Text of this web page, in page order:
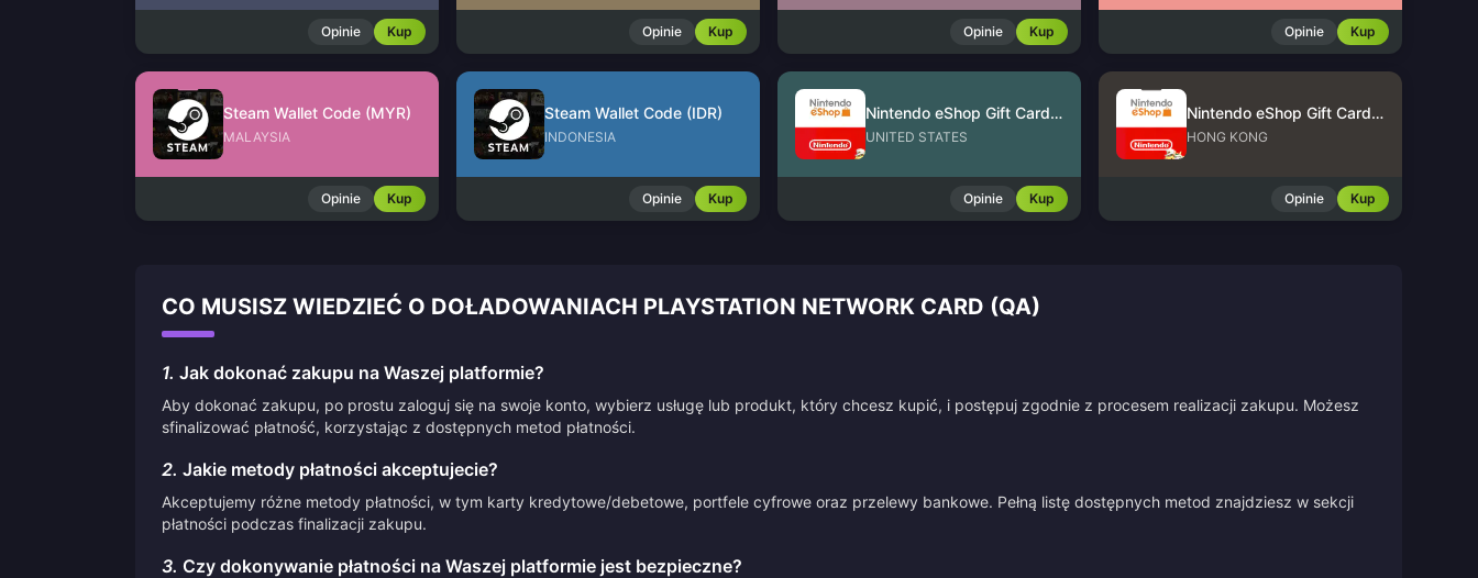
Opinie Kup Opinie Kup Opinie Kup Opinie Kup
Steam Wallet Code (MYR)
MALAYSIA
Opinie Kup
Steam Wallet Code (IDR)
INDONESIA
Opinie Kup
Nintendo eShop Gift Card (US)
UNITED STATES
Opinie Kup
Nintendo eShop Gift Card (HK)
HONG KONG
Opinie Kup
CO MUSISZ WIEDZIEĆ O DOŁADOWANIACH PLAYSTATION NETWORK CARD (QA)
1. Jak dokonać zakupu na Waszej platformie?
Aby dokonać zakupu, po prostu zaloguj się na swoje konto, wybierz usługę lub produkt, który chcesz kupić, i postępuj zgodnie z procesem realizacji zakupu. Możesz
sfinalizować płatność, korzystając z dostępnych metod płatności.
2. Jakie metody płatności akceptujecie?
Akceptujemy różne metody płatności, w tym karty kredytowe/debetowe, portfele cyfrowe oraz przelewy bankowe. Pełną listę dostępnych metod znajdziesz w sekcji
płatności podczas finalizacji zakupu.
3. Czy dokonywanie płatności na Waszej platformie jest bezpieczne?